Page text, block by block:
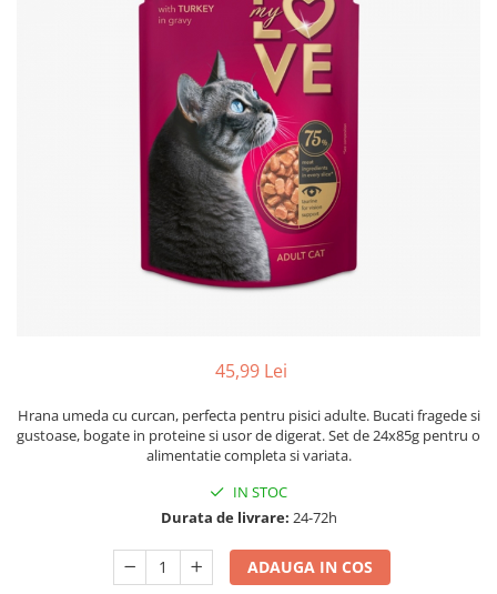
45,99 Lei
Hrana umeda cu curcan, perfecta pentru pisici adulte. Bucati fragede si
gustoase, bogate in proteine si usor de digerat. Set de 24x85g pentru o
alimentatie completa si variata.
IN STOC
Durata de livrare: 24-72h
ADAUGA IN COS